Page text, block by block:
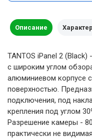
Описание
TANTOS iPanel 2
с широким углом
алюминиевом корпусе
поверхностью.
подключения, под
крепления под углом
Разрешение камеры -
практически не